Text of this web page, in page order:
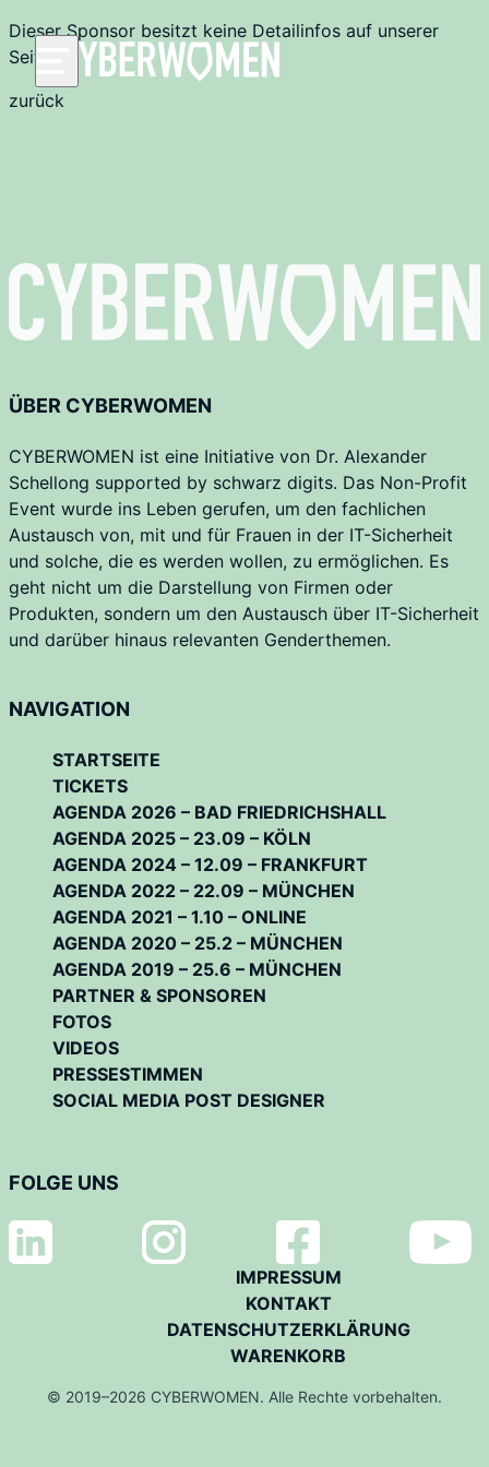
Dieser Sponsor besitzt keine Detailinfos auf unserer
Seite.
zurück
ÜBER CYBERWOMEN
CYBERWOMEN ist eine Initiative von Dr. Alexander
Schellong supported by schwarz digits. Das Non-Profit
Event wurde ins Leben gerufen, um den fachlichen
Austausch von, mit und für Frauen in der IT-Sicherheit
und solche, die es werden wollen, zu ermöglichen. Es
geht nicht um die Darstellung von Firmen oder
Produkten, sondern um den Austausch über IT-Sicherheit
und darüber hinaus relevanten Genderthemen.
NAVIGATION
STARTSEITE
TICKETS
AGENDA 2026 – BAD FRIEDRICHSHALL
AGENDA 2025 – 23.09 – KÖLN
AGENDA 2024 – 12.09 – FRANKFURT
AGENDA 2022 – 22.09 – MÜNCHEN
AGENDA 2021 – 1.10 – ONLINE
AGENDA 2020 – 25.2 – MÜNCHEN
AGENDA 2019 – 25.6 – MÜNCHEN
PARTNER & SPONSOREN
FOTOS
VIDEOS
PRESSESTIMMEN
SOCIAL MEDIA POST DESIGNER
FOLGE UNS
IMPRESSUM
KONTAKT
DATENSCHUTZERKLÄRUNG
WARENKORB
© 2019–2026 CYBERWOMEN. Alle Rechte vorbehalten.